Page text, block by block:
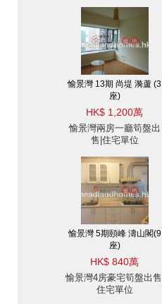
愉景灣 13期 尚堤 漪蘆 (3
座)
HK$ 1,200萬
愉景灣兩房一廳筍盤出
售|住宅單位
愉景灣 5期頤峰 濤山閣(9
座)
HK$ 840萬
愉景灣4房豪宅筍盤出售|
住宅單位